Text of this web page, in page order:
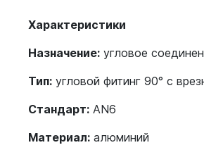
Характеристики
Назначение: угловое
Тип: угловой фитинг 90° с
Стандарт: AN6
Материал: алюминий